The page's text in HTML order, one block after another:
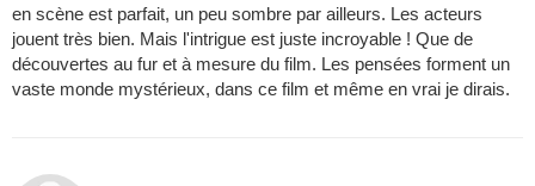
en scène est parfait, un peu sombre par ailleurs. Les acteurs
jouent très bien. Mais l'intrigue est juste incroyable ! Que de
découvertes au fur et à mesure du film. Les pensées forment un
vaste monde mystérieux, dans ce film et même en vrai je dirais.